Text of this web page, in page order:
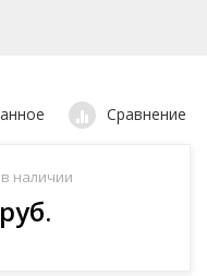
Сравнение
наличии